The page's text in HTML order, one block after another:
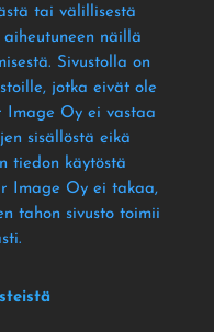
tai välillisestä
näillä
. Sivustolla on
, jotka eivät ole
Image Oy ei vastaa
sisällöstä eikä
tiedon käytöstä
Image Oy ei takaa,
tahon sivusto toimii
.